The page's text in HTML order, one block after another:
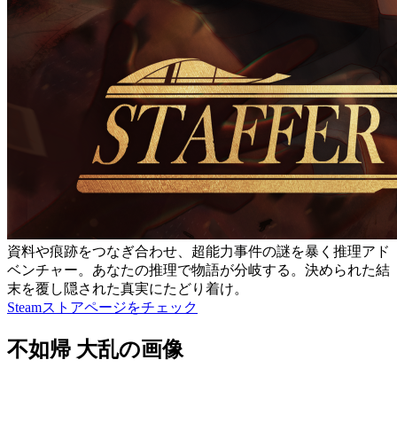
資料や痕跡をつなぎ合わせ、超能力事件の謎を暴く推理アド
ベンチャー。あなたの推理で物語が分岐する。決められた結
末を覆し隠された真実にたどり着け。
Steamストアページをチェック
不如帰 大乱の画像